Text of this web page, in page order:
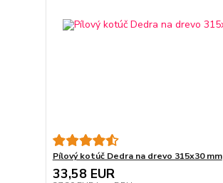
Pílový kotúč Dedra na drevo 315x30 mm
33,58 EUR